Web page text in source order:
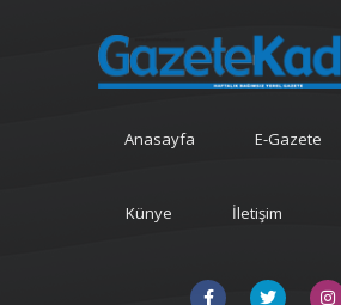
Anasayfa E-Gazete
Künye İletişim